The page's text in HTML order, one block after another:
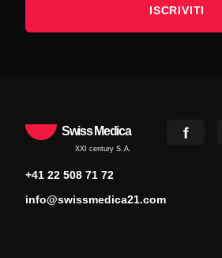
ISCRIVITI
Swiss Medica
XXI century S.A.
+41 22 508 71 72
info@swissmedica21.com